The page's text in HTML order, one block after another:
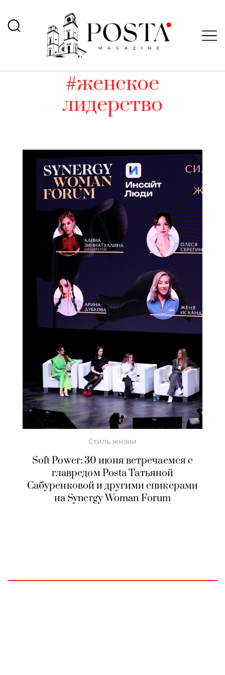
#женское
лидерство
Стиль жизни
Soft Power: 30 июня встречаемся с
главредом Posta Татьяной
Сабуренковой и другими спикерами
на Synergy Woman Forum